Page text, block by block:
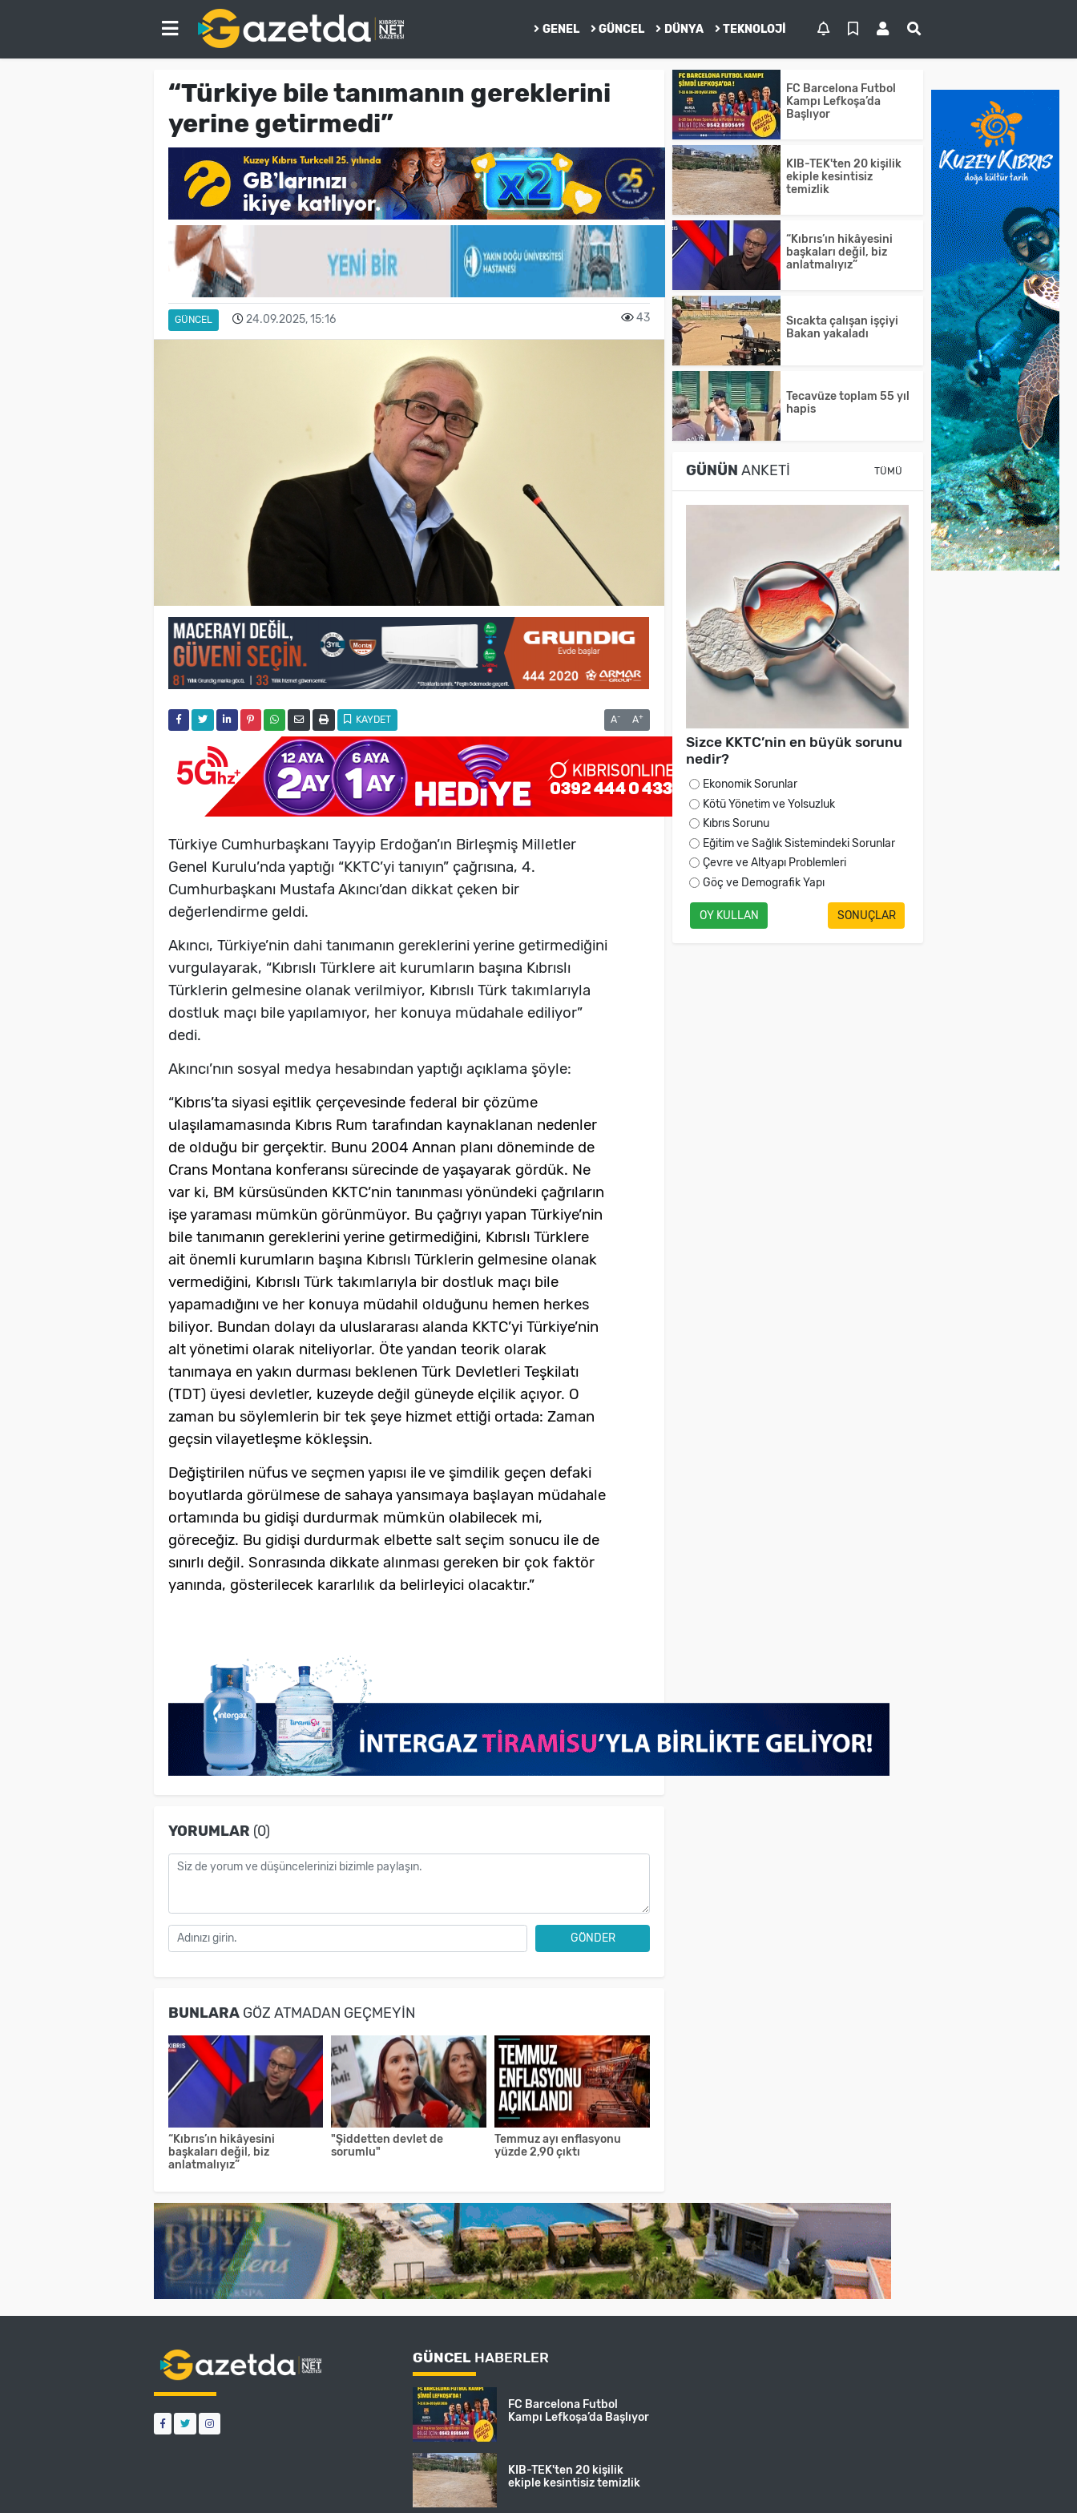
GENEL GÜNCEL DÜNYA TEKNOLOJI
“Türkiye bile tanımanın gereklerini
yerine getirmedi”
GÜNCEL 24.09.2025, 15:16 43
KAYDET A- A+
Türkiye Cumhurbaşkanı Tayyip Erdoğan’ın Birleşmiş Milletler
Genel Kurulu’nda yaptığı “KKTC’yi tanıyın” çağrısına, 4.
Cumhurbaşkanı Mustafa Akıncı’dan dikkat çeken bir
değerlendirme geldi.
Akıncı, Türkiye’nin dahi tanımanın gereklerini yerine getirmediğini
vurgulayarak, “Kıbrıslı Türklere ait kurumların başına Kıbrıslı
Türklerin gelmesine olanak verilmiyor, Kıbrıslı Türk takımlarıyla
dostluk maçı bile yapılamıyor, her konuya müdahale ediliyor”
dedi.
Akıncı’nın sosyal medya hesabından yaptığı açıklama şöyle:
“Kıbrıs’ta siyasi eşitlik çerçevesinde federal bir çözüme
ulaşılamamasında Kıbrıs Rum tarafından kaynaklanan nedenler
de olduğu bir gerçektir. Bunu 2004 Annan planı döneminde de
Crans Montana konferansı sürecinde de yaşayarak gördük. Ne
var ki, BM kürsüsünden KKTC’nin tanınması yönündeki çağrıların
işe yaraması mümkün görünmüyor. Bu çağrıyı yapan Türkiye’nin
bile tanımanın gereklerini yerine getirmediğini, Kıbrıslı Türklere
ait önemli kurumların başına Kıbrıslı Türklerin gelmesine olanak
vermediğini, Kıbrıslı Türk takımlarıyla bir dostluk maçı bile
yapamadığını ve her konuya müdahil olduğunu hemen herkes
biliyor. Bundan dolayı da uluslararası alanda KKTC’yi Türkiye’nin
alt yönetimi olarak niteliyorlar. Öte yandan teorik olarak
tanımaya en yakın durması beklenen Türk Devletleri Teşkilatı
(TDT) üyesi devletler, kuzeyde değil güneyde elçilik açıyor. O
zaman bu söylemlerin bir tek şeye hizmet ettiği ortada: Zaman
geçsin vilayetleşme kökleşsin.
Değiştirilen nüfus ve seçmen yapısı ile ve şimdilik geçen defaki
boyutlarda görülmese de sahaya yansımaya başlayan müdahale
ortamında bu gidişi durdurmak mümkün olabilecek mi,
göreceğiz. Bu gidişi durdurmak elbette salt seçim sonucu ile de
sınırlı değil. Sonrasında dikkate alınması gereken bir çok faktör
yanında, gösterilecek kararlılık da belirleyici olacaktır.”
YORUMLAR (0)
GÖNDER
BUNLARAGÖZ ATMADAN GEÇMEYIN
“Kıbrıs’ın hikâyesini
başkaları değil, biz
anlatmalıyız”
"Şiddetten devlet de
sorumlu"
Temmuz ayı enflasyonu
yüzde 2,90 çıktı
FC Barcelona Futbol
Kampı Lefkoşa’da
Başlıyor
KIB-TEK'ten 20 kişilik
ekiple kesintisiz
temizlik
“Kıbrıs’ın hikâyesini
başkaları değil, biz
anlatmalıyız”
Sıcakta çalışan işçiyi
Bakan yakaladı
Tecavüze toplam 55 yıl
hapis
GÜNÜN ANKETI TÜMÜ
Sizce KKTC’nin en büyük sorunu
nedir?
Ekonomik Sorunlar
Kötü Yönetim ve Yolsuzluk
Kıbrıs Sorunu
Eğitim ve Sağlık Sistemindeki Sorunlar
Çevre ve Altyapı Problemleri
Göç ve Demografik Yapı
OY KULLAN SONUÇLAR
GÜNCEL HABERLER
FC Barcelona Futbol
Kampı Lefkoşa’da Başlıyor
KIB-TEK'ten 20 kişilik
ekiple kesintisiz temizlik